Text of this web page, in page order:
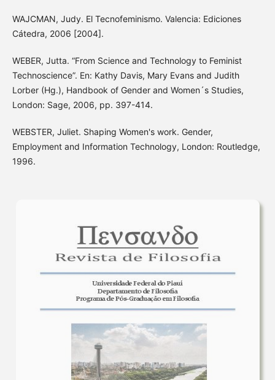
WAJCMAN, Judy. El Tecnofeminismo. Valencia: Ediciones
Cátedra, 2006 [2004].
WEBER, Jutta. “From Science and Technology to Feminist
Technoscience”. En: Kathy Davis, Mary Evans and Judith
Lorber (Hg.), Handbook of Gender and Women´s Studies,
London: Sage, 2006, pp. 397-414.
WEBSTER, Juliet. Shaping Women's work. Gender,
Employment and Information Technology, London: Routledge,
1996.